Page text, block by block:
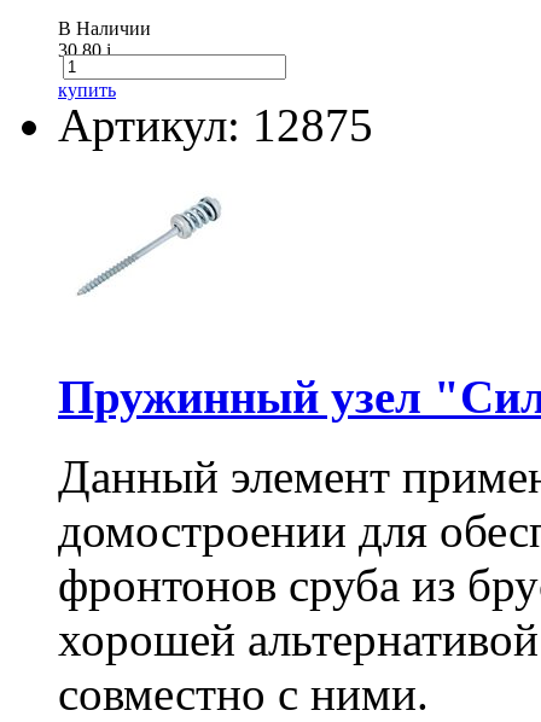
В Наличии
30.80i
купить
Артикул: 12875
Пружинный узел
Данный элемент
домостроении для
фронтонов сруба из
хорошей
совместно с ними.